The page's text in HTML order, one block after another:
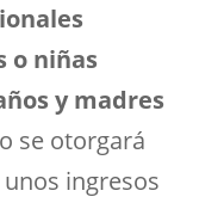
o niñas
y madres
se otorgará
ingresos